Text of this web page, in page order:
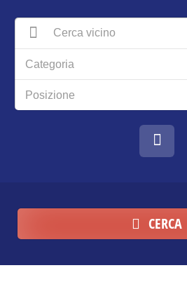
Categoria
Posizione
CERCA